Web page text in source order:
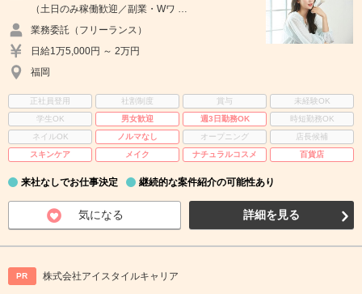
（土日のみ稼働歓迎／副業・Wワ …
業務委託（フリーランス）
日給1万5,000円 ～ 2万円
福岡
正社員登用 社割制度 賞与
未経験OK
学生OK
男女歓迎 週3日勤務OK
時短勤務OK
ネイルOK
ノルマなし オープニング
店長候補
スキンケア
メイク ナチュラルコスメ 百貨店
来社なしでお仕事決定 継続的な案件紹介の可能性あり
気になる 詳細を見る
PR 株式会社アイスタイルキャリア